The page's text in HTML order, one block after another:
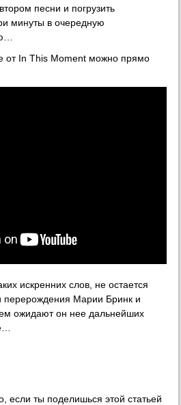
песни и погрузить
минуты в очередную
от In This Moment можно прямо
искренних слов, не остается
перерождения Марии Бринк и
ожидают он нее дальнейших
если ты поделишься этой статьей